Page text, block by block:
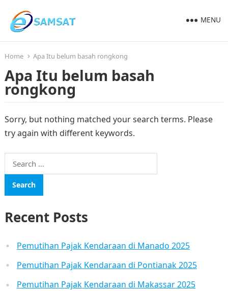
MENU
Home Apa Itu belum basah rongkong
Apa Itu belum basah
rongkong
Sorry, but nothing matched your search terms. Please
try again with different keywords.
Search
for:
Recent Posts
Pemutihan Pajak Kendaraan di Manado 2025
Pemutihan Pajak Kendaraan di Pontianak 2025
Pemutihan Pajak Kendaraan di Makassar 2025